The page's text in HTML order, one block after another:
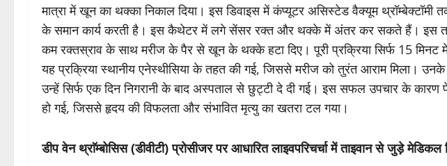
मात्रा में खून का थक्का निकाल दिया। इस डिवाइस में कंप्यूटर असिस्टेड वैक्यूम
के समान कार्य करती है। इस कैथेटर में लगे सेंसर रक्त और थक्के में अंतर कर सकते हैं। इस
कम रक्तस्राव के साथ मरीज के पैर से खून के थक्के हटा दिए। पूरी प्रक्रिया सिर्फ 15 मिनट में
यह प्रक्रिया स्थानीय एनेस्थीसिया के तहत की गई, जिससे मरीज को तुरंत आराम मिला।
उन्हें सिर्फ एक दिन निगरानी के बाद अस्पताल से छुट्टी दे दी गई। इस सफल उपचार के
हो गई, जिससे हृदय की विफलता और संभावित मृत्यु का खतरा टल गया।
डीप वेन थ्राॅम्बोसिस (डीवीटी) प्रोसीजर पर आधारित लाइवपरिचर्चा में ताइवान से जुड़े मेडिकल